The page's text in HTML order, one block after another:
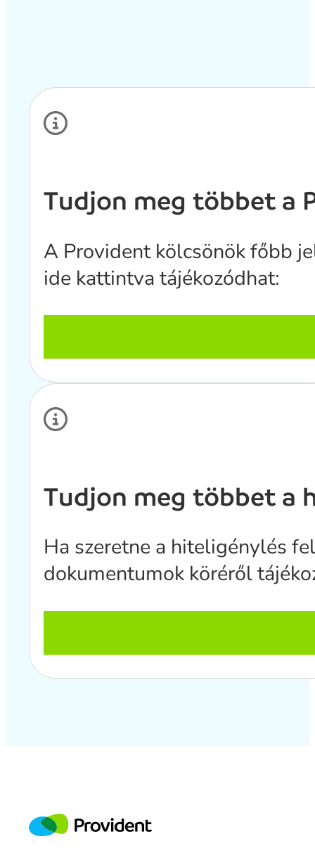
Tudjon meg többet a
A Provident kölcsönök főbb
ide kattintva tájékozódhat:
Tudjon meg többet a
Ha szeretne a hiteligénylés
dokumentumok köréről